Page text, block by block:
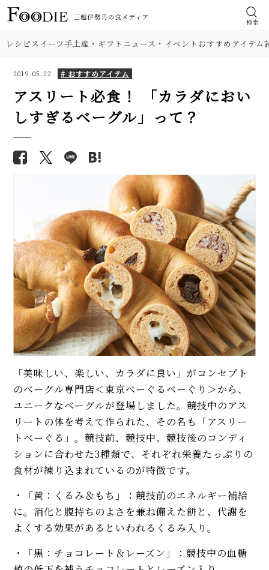
検索
レシピスイーツ手土産・ギフト ニュース・イベントおすすめアイテム
2019.05.22 # おすすめアイテム
アスリート必食！ 「カラダにおい
しすぎるベーグル」って？
「美味しい、楽しい、カラダに良い」がコンセプト
のベーグル専門店＜東京べーぐるベーぐり＞から、
ユニークなベーグルが登場しました。競技中のアス
リートの体を考えて作られた、その名も「アスリー
トべーぐる」。競技前、競技中、競技後のコンディ
ションに合わせた3種類で、それぞれ栄養たっぷりの
食材が練り込まれているのが特徴です。
・「黄：くるみ＆もち」：競技前のエネルギー補給
に。消化と腹持ちのよさを兼ね備えた餅と、代謝を
よくする効果があるといわれるくるみ入り。
・「黒：チョコレート＆レーズン」：競技中の血糖